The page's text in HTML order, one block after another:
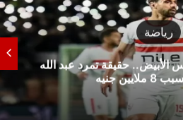
رياضة
الأبيض.. حقيقة تمرد عبد الله
جنيه